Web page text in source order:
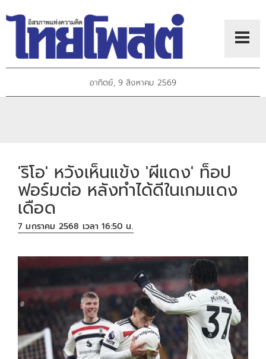
อาทิตย์, 9 สิงหาคม 2569
'ริโอ' หวังเห็นแข้ง 'ผีแดง' ท็อป
ฟอร์มต่อ หลังทำได้ดีในเกมแดง
เดือด
7 มกราคม 2568 เวลา 16:50 น.